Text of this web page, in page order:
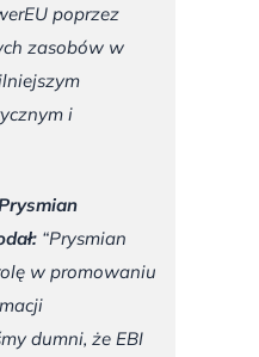
poprzez
zasobów w
i
“Prysmian
w promowaniu
dumni, że EBI